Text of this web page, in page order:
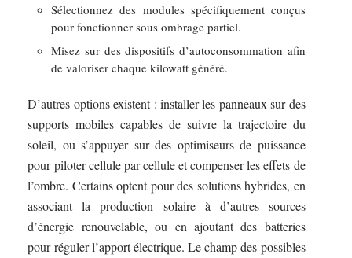
Sélectionnez des modules spécifiquement conçus
pour fonctionner sous ombrage partiel.
Misez sur des dispositifs d’autoconsommation afin
de valoriser chaque kilowatt généré.
D’autres options existent : installer les panneaux sur des
supports mobiles capables de suivre la trajectoire du
soleil, ou s’appuyer sur des optimiseurs de puissance
pour piloter cellule par cellule et compenser les effets de
l’ombre. Certains optent pour des solutions hybrides, en
associant la production solaire à d’autres sources
d’énergie renouvelable, ou en ajoutant des batteries
pour réguler l’apport électrique. Le champ des possibles